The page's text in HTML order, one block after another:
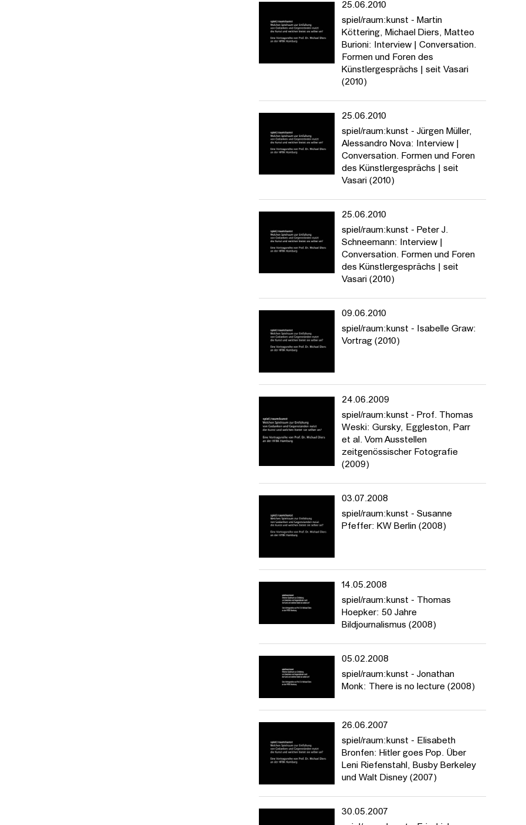
25.06.2010
spiel/raum:kunst - Martin
Köttering, Michael Diers, Matteo
Burioni: Interview | Conversation.
Formen und Foren des
Künstlergesprächs | seit Vasari
(2010)
25.06.2010
spiel/raum:kunst - Jürgen Müller,
Alessandro Nova: Interview |
Conversation. Formen und Foren
des Künstlergesprächs | seit
Vasari (2010)
25.06.2010
spiel/raum:kunst - Peter J.
Schneemann: Interview |
Conversation. Formen und Foren
des Künstlergesprächs | seit
Vasari (2010)
09.06.2010
spiel/raum:kunst - Isabelle Graw:
Vortrag (2010)
24.06.2009
spiel/raum:kunst - Prof. Thomas
Weski: Gursky, Eggleston, Parr
et al. Vom Ausstellen
zeitgenössischer Fotografie
(2009)
03.07.2008
spiel/raum:kunst - Susanne
Pfeffer: KW Berlin (2008)
14.05.2008
spiel/raum:kunst - Thomas
Hoepker: 50 Jahre
Bildjournalismus (2008)
05.02.2008
spiel/raum:kunst - Jonathan
Monk: There is no lecture (2008)
26.06.2007
spiel/raum:kunst - Elisabeth
Bronfen: Hitler goes Pop. Über
Leni Riefenstahl, Busby Berkeley
und Walt Disney (2007)
30.05.2007